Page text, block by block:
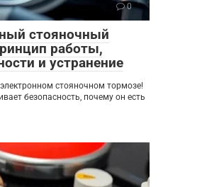
0
стояночный
работы,
и устранение
стояночном тормозе!
безопасность, почему он есть